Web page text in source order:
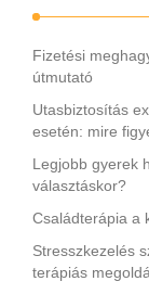
Fizetési
útmutató
Utasbiztosítás
esetén: mire
Legjobb gyerek
választáskor?
Családterápia a
Stresszkezelés
terápiás